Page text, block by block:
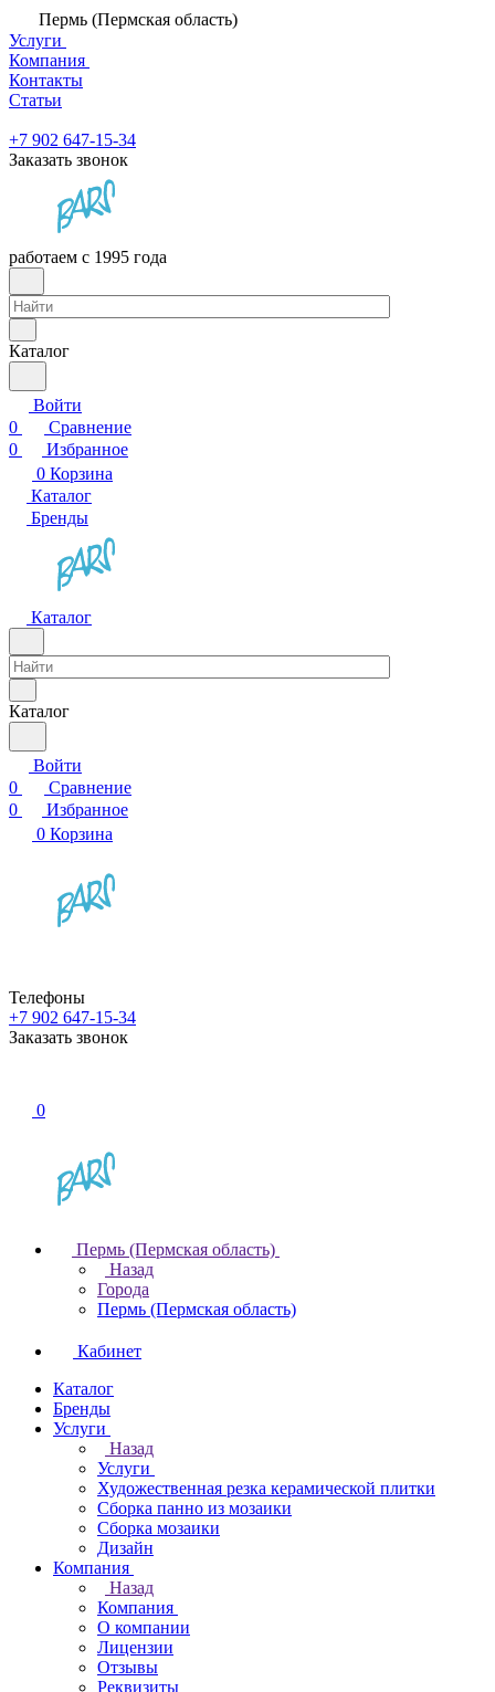
Пермь (Пермская область)
Услуги
Компания
Контакты
Статьи
+7 902 647-15-34
Заказать звонок
работаем с 1995 года
Каталог
Войти
0
Сравнение
0
Избранное
0 Корзина
Каталог
Бренды
Каталог
Каталог
Войти
0
Сравнение
0
Избранное
0 Корзина
Телефоны
+7 902 647-15-34
Заказать звонок
0
Пермь (Пермская область)
Назад
Города
Пермь (Пермская область)
Кабинет
Каталог
Бренды
Услуги
Назад
Услуги
Художественная резка керамической плитки
Сборка панно из мозаики
Сборка мозаики
Дизайн
Компания
Назад
Компания
О компании
Лицензии
Отзывы
Реквизиты